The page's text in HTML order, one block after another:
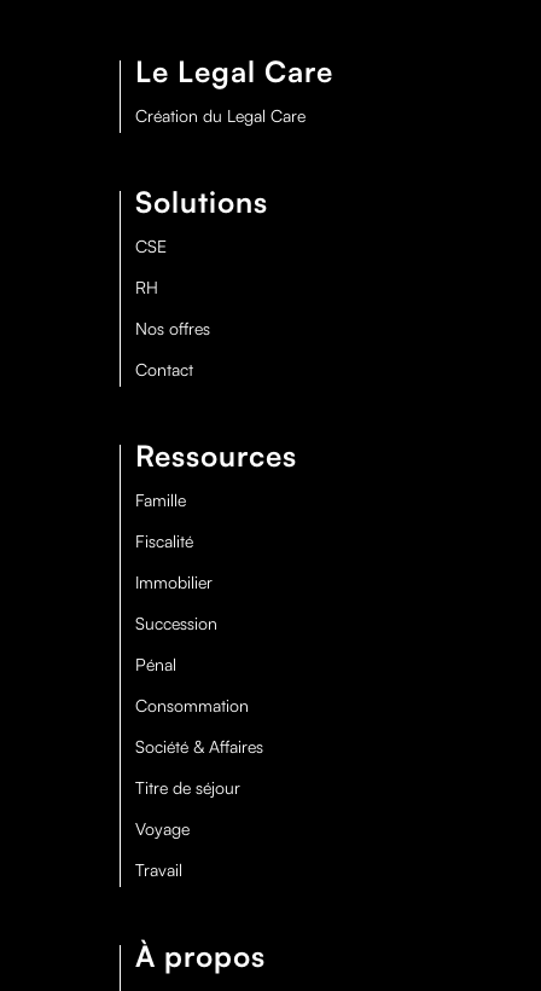
Le Legal Care
Création du Legal Care
Solutions
CSE
RH
Nos offres
Contact
Ressources
Famille
Fiscalité
Immobilier
Succession
Pénal
Consommation
Société & Affaires
Titre de séjour
Voyage
Travail
À propos